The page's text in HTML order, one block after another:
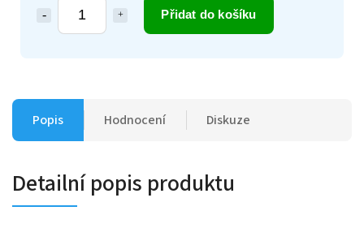
Přidat do košíku
Popis Hodnocení Diskuze
Detailní popis produktu